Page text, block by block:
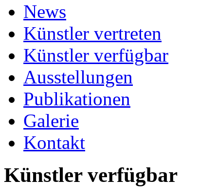
News
Künstler vertreten
Künstler verfügbar
Ausstellungen
Publikationen
Galerie
Kontakt
Künstler verfügbar